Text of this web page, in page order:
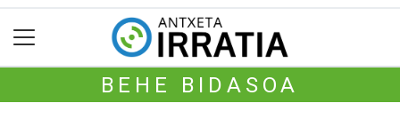
BEHE BIDASOA